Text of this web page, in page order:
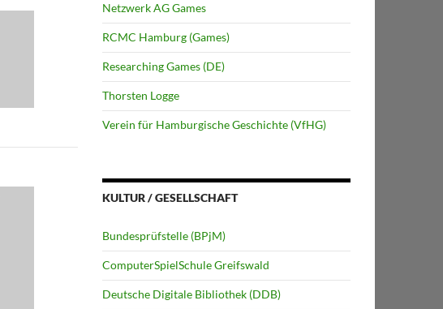
Netzwerk AG Games
RCMC Hamburg (Games)
Researching Games (DE)
Thorsten Logge
Verein für Hamburgische Geschichte (VfHG)
KULTUR / GESELLSCHAFT
Bundesprüfstelle (BPjM)
ComputerSpielSchule Greifswald
Deutsche Digitale Bibliothek (DDB)